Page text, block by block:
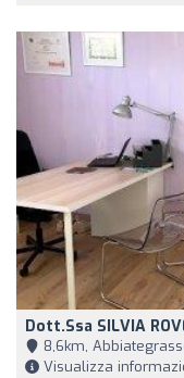
Dott.ssa SILVIA
8,6km,
Visualizza